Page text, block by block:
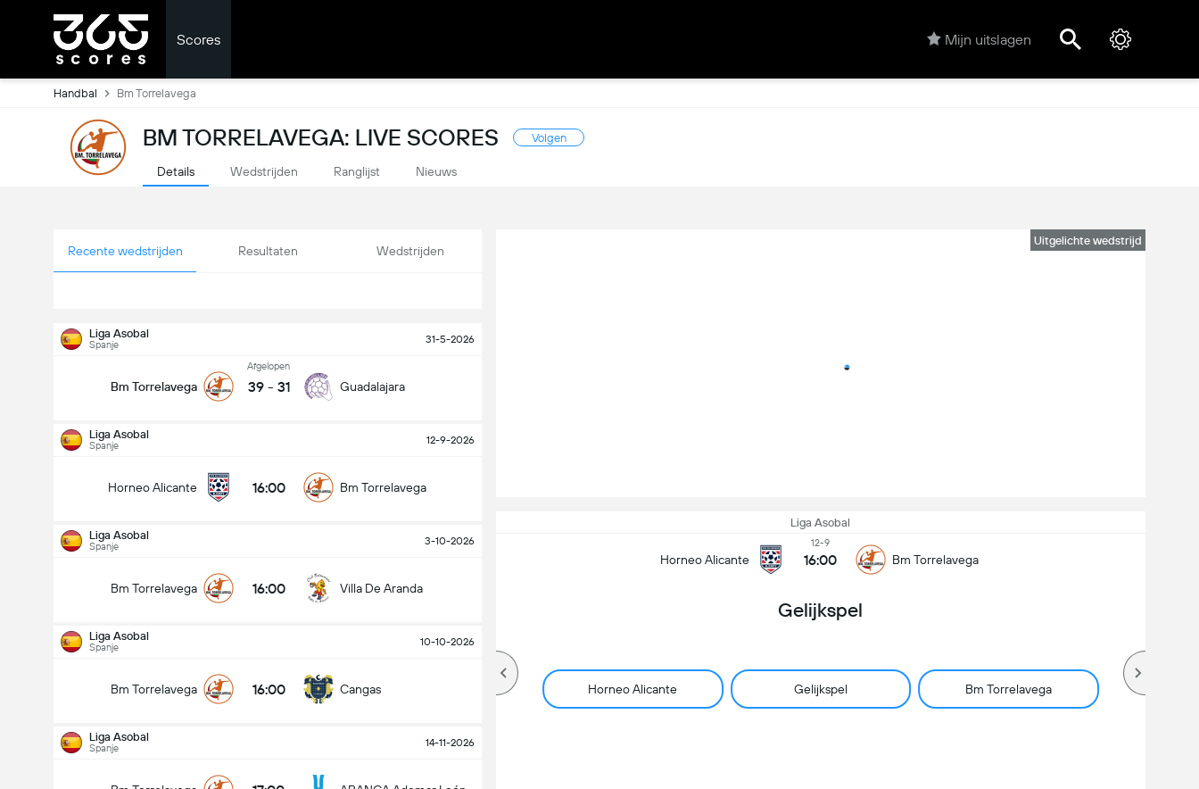
Scores Mijn uitslagen
Handbal Bm Torrelavega
BM TORRELAVEGA: LIVE SCORES Volgen
Details Wedstrijden Ranglijst Nieuws
Recente wedstrijden Resultaten Wedstrijden
Liga Asobal
Spanje 31-5-2026
Bm Torrelavega
Afgelopen
39 - 31 Guadalajara
Liga Asobal
Spanje 12-9-2026
Horneo Alicante 16:00 Bm Torrelavega
Liga Asobal
Spanje 3-10-2026
Bm Torrelavega 16:00 Villa De Aranda
Liga Asobal
Spanje 10-10-2026
Bm Torrelavega 16:00 Cangas
Liga Asobal
Spanje 14-11-2026
Uitgelichte wedstrijd
Liga Asobal
Horneo Alicante
12-9
16:00 Bm Torrelavega
Gelijkspel
Horneo Alicante Gelijkspel Bm Torrelavega
Gelijkspel
Gelijkspel Bm Nava